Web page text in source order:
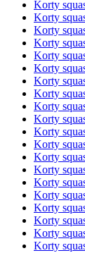
Korty
Korty
Korty
Korty
Korty
Korty
Korty
Korty
Korty
Korty
Korty
Korty
Korty
Korty
Korty
Korty
Korty
Korty
Korty
Korty